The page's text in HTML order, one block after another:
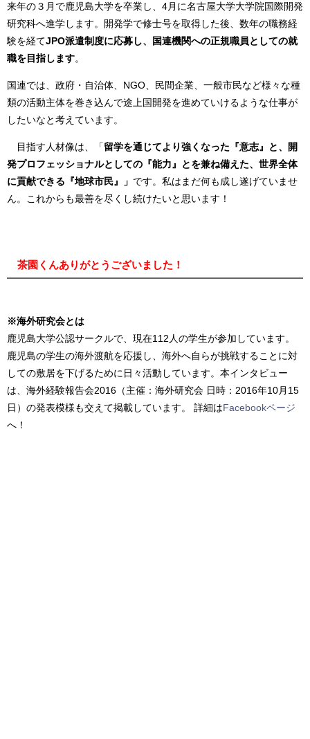
来年の３月で鹿児島大学を卒業し、 4 月に名古屋大学大学院国際開発
研究科へ進学します。開発学で修士号を取得した後、数年の職務経
験を経てJPO派遣制度に応募し、国連機関への正規職員としての就
職を目指します。
国連では、政府・自治体、 NGO 、民間企業、一般市民など様々な種
類の活動主体を巻き込んで途上国開発を進めていけるような仕事が
したいなと考えています。
目指す人材像は、「 留学を通じてより強くなった『意志』と、開
発プロフェッショナルとしての『能力』とを兼ね備えた、世界全体
に貢献できる『地球市民』」 です。私はまだ何も成し遂げていませ
ん。これからも最善を尽くし続けたいと思います！
茶園くんありがとうございました！
※海外研究会とは
鹿児島大学公認サークルで、現在112人の学生が参加しています。
鹿児島の学生の海外渡航を応援し、海外へ自らが挑戦することに対
しての敷居を下げるために日々活動しています。本インタビュー
は、海外経験報告会2016（主催：海外研究会 日時：2016年10月15
日）の発表模様も交えて掲載しています。
詳細はFacebookページ
へ！